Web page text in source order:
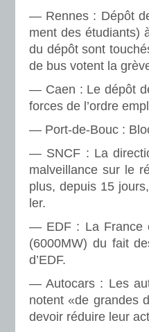
— Rennes : Dépôt
ment des étudiants)
du dépôt sont
de bus votent la
— Caen : Le dépôt
forces de l’ordre
— Port-de-Bouc :
— SNCF : La
mal­veillance sur le
plus, depuis 15
ler.
— EDF : La France
(6000MW) du fait
d’EDF.
— Autocars : Les
notent «de gran­des
devoir réduire leur